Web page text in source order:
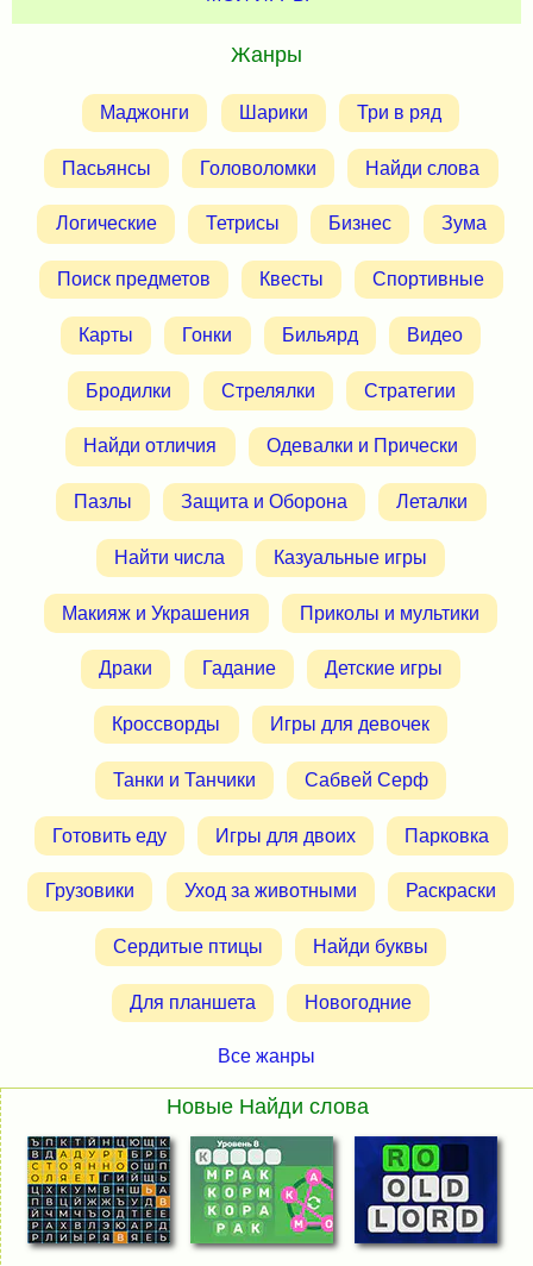
Жанры
Маджонги Шарики Три в ряд
Пасьянсы Головоломки Найди слова
Логические Тетрисы Бизнес Зума
Поиск предметов Квесты Спортивные
Карты Гонки Бильярд Видео
Бродилки Стрелялки Стратегии
Найди отличия Одевалки и Прически
Пазлы Защита и Оборона Леталки
Найти числа Казуальные игры
Макияж и Украшения Приколы и мультики
Драки Гадание Детские игры
Кроссворды Игры для девочек
Танки и Танчики Сабвей Серф
Готовить еду Игры для двоих Парковка
Грузовики Уход за животными Раскраски
Сердитые птицы Найди буквы
Для планшета Новогодние
Все жанры
Новые Найди слова